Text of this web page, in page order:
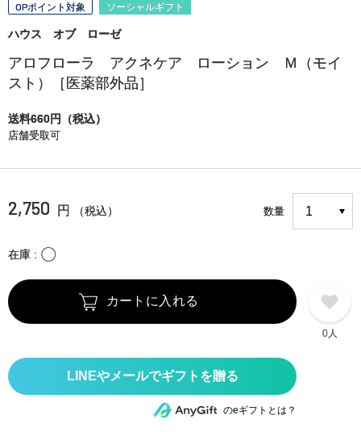
OPポイント対象 ソーシャルギフト
ハウス オブ ローゼ
アロフローラ アクネケア ローション Ｍ（モイ
スト）［医薬部外品］
送料660円（税込）
店舗受取可
2,750 円 （税込） 数量
在庫 〇
カートに入れる
0人
のeギフトとは？